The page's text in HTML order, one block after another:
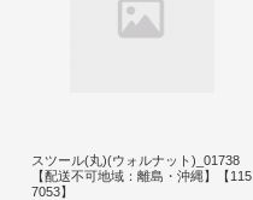
スツール(丸)(ウォルナット)_01738
【配送不可地域：離島・沖縄】【115
7053】